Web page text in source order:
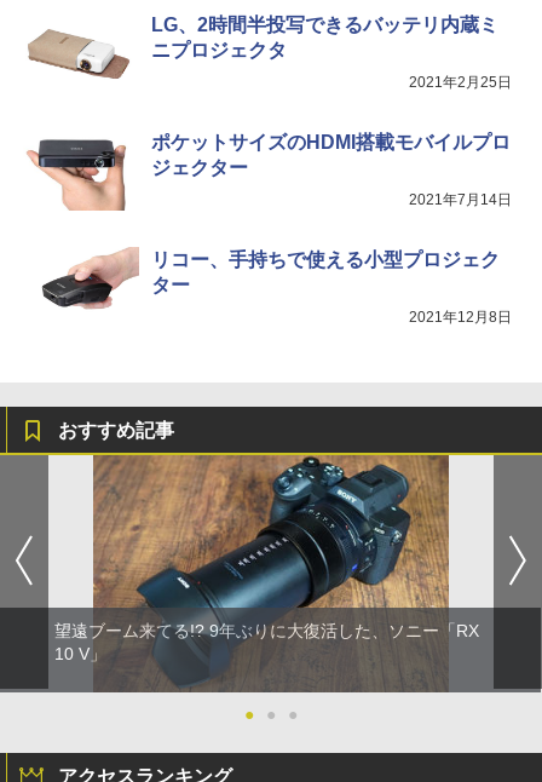
LG、2時間半投写できるバッテリ内蔵ミ
ニプロジェクタ
2021年2月25日
ポケットサイズのHDMI搭載モバイルプロ
ジェクター
2021年7月14日
リコー、手持ちで使える小型プロジェク
ター
2021年12月8日
おすすめ記事
望遠ブーム来てる!? 9年ぶりに大復活した、ソニー「RX
10 V」
● ● ●
アクセスランキング